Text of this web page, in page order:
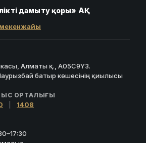
дамыту қоры» АҚ
мекенжайы
Алматы қ., A05C9Y3.
батыр көшесінің қиылысы
ОРТАЛЫҒЫ
1408